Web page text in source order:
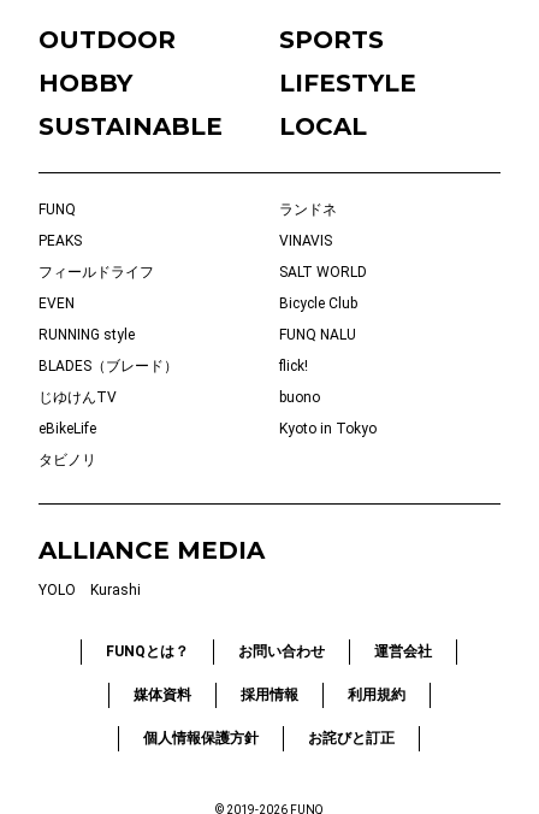
OUTDOOR
SPORTS
HOBBY
LIFESTYLE
SUSTAINABLE
LOCAL
FUNQ
ランドネ
PEAKS
VINAVIS
フィールドライフ
SALT WORLD
EVEN
Bicycle Club
RUNNING style
FUNQ NALU
BLADES（ブレード）
flick!
じゆけんTV
buono
eBikeLife
Kyoto in Tokyo
タビノリ
ALLIANCE MEDIA
YOLO Kurashi
FUNQとは？ お問い合わせ 運営会社
媒体資料 採用情報 利用規約
個人情報保護方針 お詫びと訂正
© 2019-2026 FUNQ